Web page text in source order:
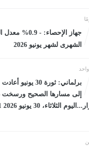
جهاز الإحصاء: -
الشهرى لشهر يونيو 2026
برلماني: ثورة 30 يونيو
إلى مسارها الصحيح ورسخت